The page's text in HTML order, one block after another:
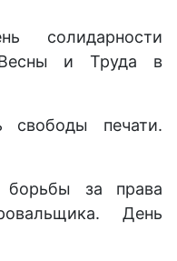
солидарности
Весны и Труда в
печати.
за права
День